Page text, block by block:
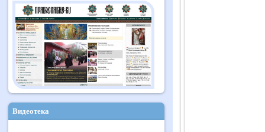
Видеотека